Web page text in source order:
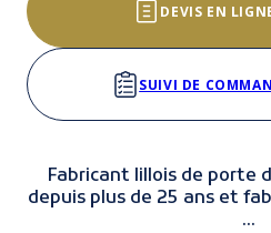
DEVIS EN
SUIVI DE
Fabricant lillois de porte
depuis plus de 25 ans et
...